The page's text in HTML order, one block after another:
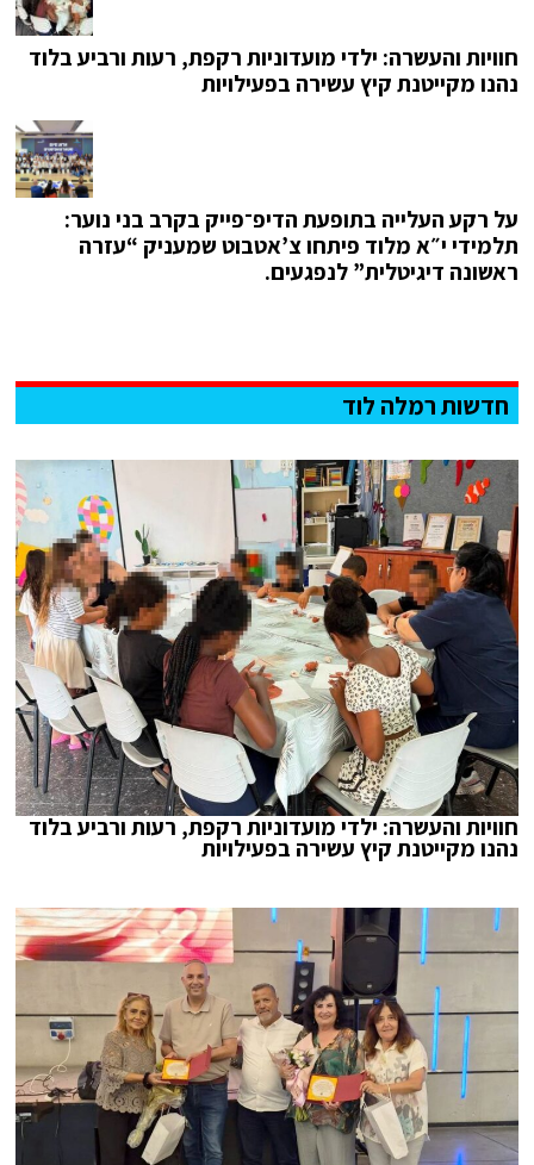
חוויות והעשרה: ילדי מועדוניות רקפת, רעות ורביע בלוד
נהנו מקייטנת קיץ עשירה בפעילויות
על רקע העלייה בתופעת הדיפ־פייק בקרב בני נוער:
תלמידי י״א מלוד פיתחו צ’אטבוט שמעניק “עזרה
ראשונה דיגיטלית” לנפגעים.
חדשות רמלה לוד
חוויות והעשרה: ילדי מועדוניות רקפת, רעות ורביע בלוד
נהנו מקייטנת קיץ עשירה בפעילויות